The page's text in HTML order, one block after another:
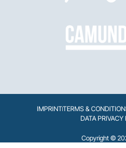
IMPRINTTERMS &
DATA PRIVACY
Copyright ©